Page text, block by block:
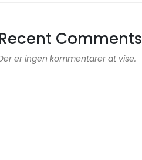
Comments
er ingen kommentarer at vise.